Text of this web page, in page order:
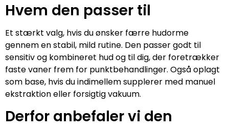
Hvem den passer til
Et stærkt valg, hvis du ønsker færre hudorme
gennem en stabil, mild rutine. Den passer godt til
sensitiv og kombineret hud og til dig, der foretrækker
faste vaner frem for punktbehandlinger. Også oplagt
som base, hvis du indimellem supplerer med manuel
ekstraktion eller forsigtig vakuum.
Derfor anbefaler vi den